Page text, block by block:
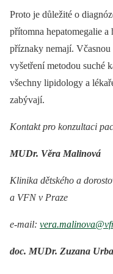
Proto je důležité o
přítomna hepatomegalie
příznaky nemají.
vyšetření metodou suché
všechny lipi­dology a
zabývají.
Kontakt pro konzultaci
MUDr. Věra Malinová
Klinika dětského a
a VFN v Praze
e-mail:
doc. MUDr. Zuzana